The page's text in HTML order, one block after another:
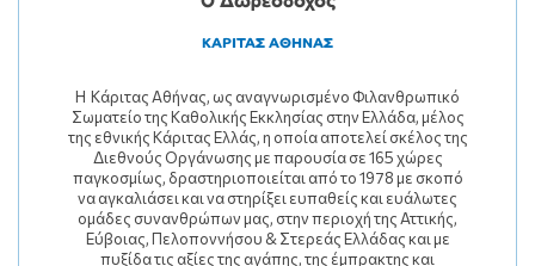
ΚΑΡΙΤΑΣ ΑΘΗΝΑΣ
Η Κάριτας Αθήνας, ως αναγνωρισμένο Φιλανθρωπικό
Σωματείο της Καθολικής Εκκλησίας στην Ελλάδα, μέλος
της εθνικής Κάριτας Ελλάς, η οποία αποτελεί σκέλος της
Διεθνούς Οργάνωσης με παρουσία σε 165 χώρες
παγκοσμίως, δραστηριοποιείται από το 1978 με σκοπό
να αγκαλιάσει και να στηρίξει ευπαθείς και ευάλωτες
ομάδες συνανθρώπων μας, στην περιοχή της Αττικής,
Εύβοιας, Πελοποννήσου & Στερεάς Ελλάδας και µε
πυξίδα τις αξίες της αγάπης, της έμπρακτης και